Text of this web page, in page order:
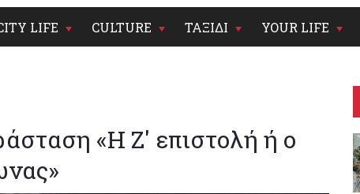
LIFE CULTURE ΤΑΞΙΔΙ YOUR LIFE
«Η Ζ' επιστολή ή ο